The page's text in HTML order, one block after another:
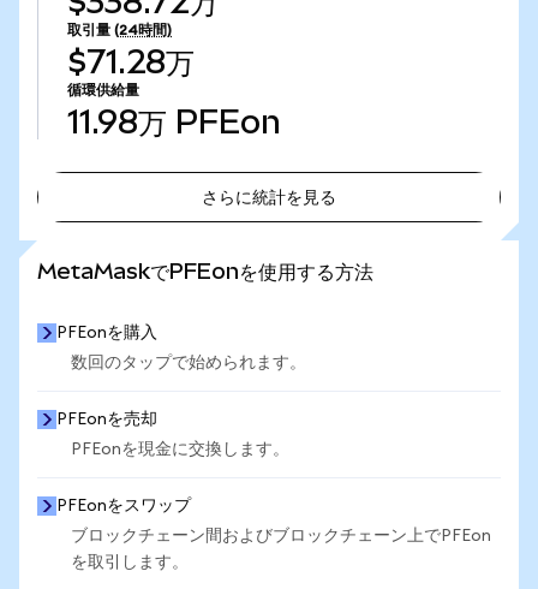
取引量 (24時間)
$71.28万
循環供給量
11.98万 PFEon
さらに統計を見る
MetaMaskでPFEonを使用する方法
PFEonを購入
数回のタップで始められます。
PFEonを売却
PFEonを現金に交換します。
PFEonをスワップ
ブロックチェーン間およびブロックチェーン上でPFEon
を取引します。